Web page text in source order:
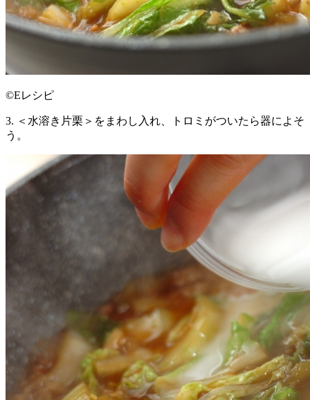
©Eレシピ
3. ＜水溶き片栗＞をまわし入れ、トロミがついたら器によそ
う。